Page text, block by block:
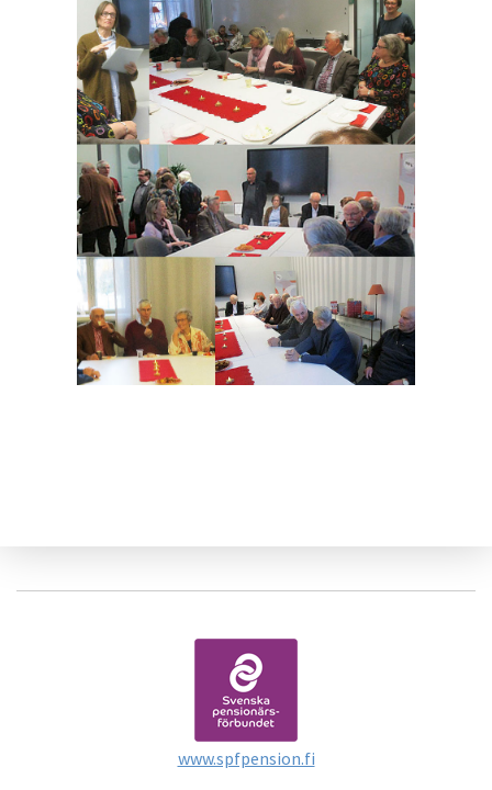
www.spfpension.fi